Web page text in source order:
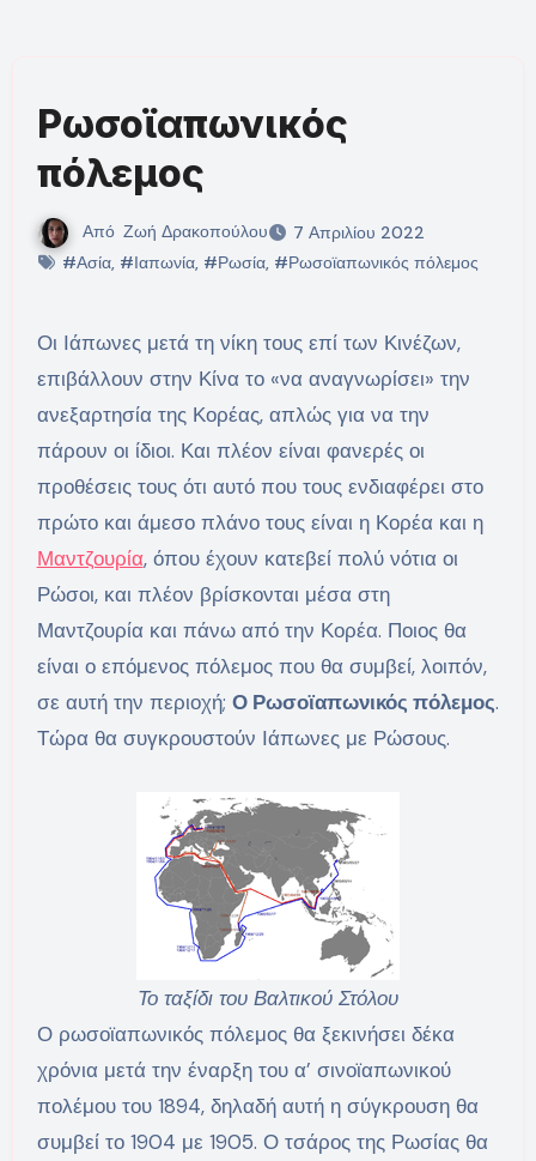
Ρωσοϊαπωνικός
πόλεμος
Από Ζωή Δρακοπούλου
7 Απριλίου 2022
#Ασία, #Ιαπωνία, #Ρωσία, #Ρωσοϊαπωνικός πόλεμος
Οι Ιάπωνες μετά τη νίκη τους επί των Κινέζων,
επιβάλλουν στην Κίνα το «να αναγνωρίσει» την
ανεξαρτησία της Κορέας, απλώς για να την
πάρουν οι ίδιοι. Και πλέον είναι φανερές οι
προθέσεις τους ότι αυτό που τους ενδιαφέρει στο
πρώτο και άμεσο πλάνο τους είναι η Κορέα και η
Μαντζουρία, όπου έχουν κατεβεί πολύ νότια οι
Ρώσοι, και πλέον βρίσκονται μέσα στη
Μαντζουρία και πάνω από την Κορέα. Ποιος θα
είναι ο επόμενος πόλεμος που θα συμβεί, λοιπόν,
σε αυτή την περιοχή; Ο Ρωσοϊαπωνικός πόλεμος.
Τώρα θα συγκρουστούν Ιάπωνες με Ρώσους.
Το ταξίδι του Βαλτικού Στόλου
Ο ρωσοϊαπωνικός πόλεμος θα ξεκινήσει δέκα
χρόνια μετά την έναρξη του α’ σινοϊαπωνικού
πολέμου του 1894, δηλαδή αυτή η σύγκρουση θα
συμβεί το 1904 με 1905. Ο τσάρος της Ρωσίας θα